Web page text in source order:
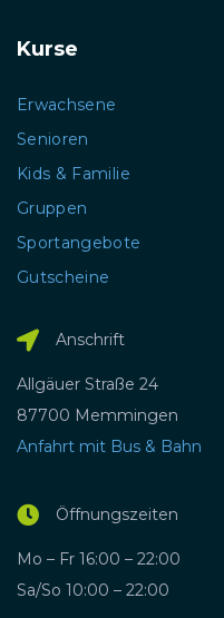
Kurse
Erwachsene
Senioren
Kids & Familie
Gruppen
Sportangebote
Gutscheine
Anschrift
Allgäuer Straße 24
87700 Memmingen
Anfahrt mit Bus & Bahn
Öffnungszeiten
Mo – Fr 16:00 – 22:00
Sa/So 10:00 – 22:00